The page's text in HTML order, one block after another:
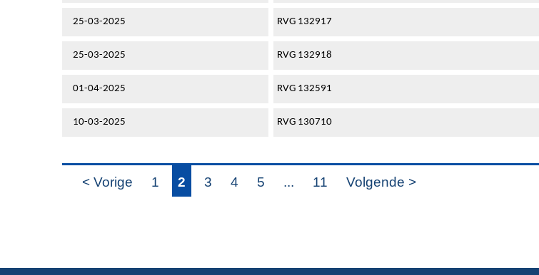
25-03-2025 RVG 132917
25-03-2025 RVG 132918
01-04-2025 RVG 132591
10-03-2025 RVG 130710
< Vorige 1 2 3 4 5 ... 11 Volgende >